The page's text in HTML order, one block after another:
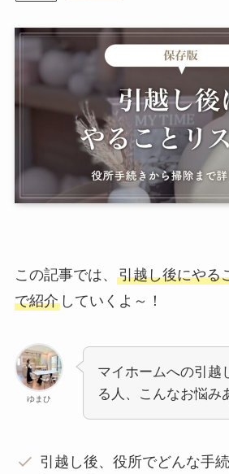
この記事では、 引越し後にやる
で紹介していくよ～！
ゆまひ
マイホームへの引越
る人、こんなお悩み
引越し後、役所でどんな手